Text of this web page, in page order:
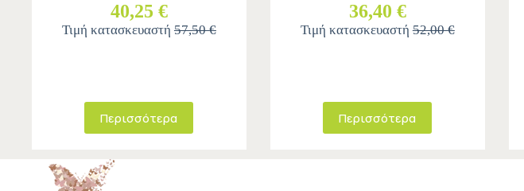
40,25 €
Τιμή κατασκευαστή 57,50 €
Περισσότερα
36,40 €
Τιμή κατασκευαστή52,00 €
Περισσότερα